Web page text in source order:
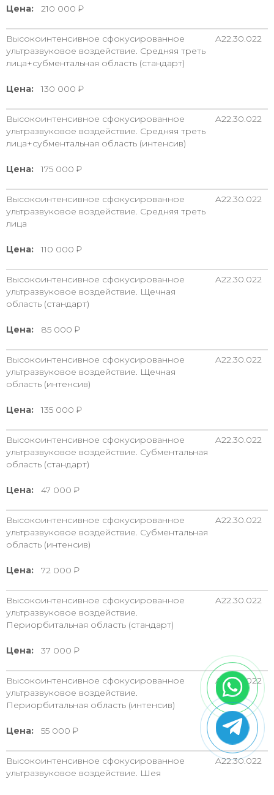
Цена: 210 000
Высокоинтенсивное сфокусированное
ультразвуковое воздействие. Средняя треть
лица+субментальная область (стандарт)
A22.30.022
Цена: 130 000
Высокоинтенсивное сфокусированное
ультразвуковое воздействие. Средняя треть
лица+субментальная область (интенсив)
A22.30.022
Цена: 175 000
Высокоинтенсивное сфокусированное
ультразвуковое воздействие. Средняя треть
лица
A22.30.022
Цена: 110 000
Высокоинтенсивное сфокусированное
ультразвуковое воздействие. Щечная
область (стандарт)
A22.30.022
Цена: 85 000
Высокоинтенсивное сфокусированное
ультразвуковое воздействие. Щечная
область (интенсив)
A22.30.022
Цена: 135 000
Высокоинтенсивное сфокусированное
ультразвуковое воздействие. Субментальная
область (стандарт)
A22.30.022
Цена: 47 000
Высокоинтенсивное сфокусированное
ультразвуковое воздействие. Субментальная
область (интенсив)
A22.30.022
Цена: 72 000
Высокоинтенсивное сфокусированное
ультразвуковое воздействие.
Периорбитальная область (стандарт)
A22.30.022
Цена: 37 000
Высокоинтенсивное сфокусированное
ультразвуковое воздействие.
Периорбитальная область (интенсив)
A22.30.022
Цена: 55 000
Высокоинтенсивное сфокусированное
ультразвуковое воздействие. Шея
A22.30.022